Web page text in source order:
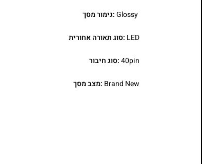
Glossy:גימור מסך
LED :סוג תאורה אחורית
40pin:סוג חיבור
Brand New :מצב מסך